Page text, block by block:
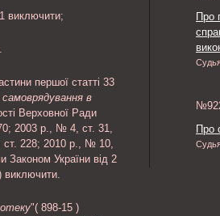
виключити;
першої статті 33
в
Верховної Ради
2003 р., № 4, ст. 31,
228; 2010 р., № 10,
Законом України від 2
виключити.
"( 898-15 )
Про
Про